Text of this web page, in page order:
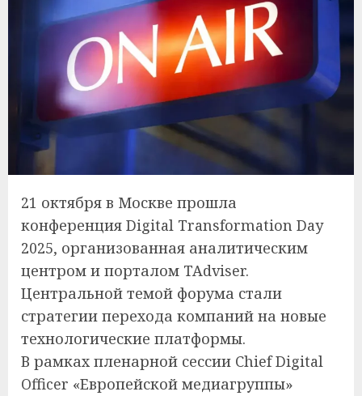
21 октября в Москве прошла
конференция Digital Transformation Day
2025, организованная аналитическим
центром и порталом TAdviser.
Центральной темой форума стали
стратегии перехода компаний на новые
технологические платформы.
В рамках пленарной сессии Chief Digital
Officer «Европейской медиагруппы»